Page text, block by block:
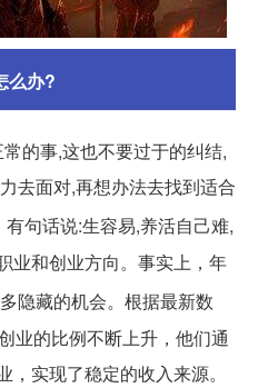
么办?
的事,这也不要过于的纠结,
去面对,再想办法去找到适合
句话说:生容易,养活自己难,
业和创业方向。事实上，年
隐藏的机会。根据最新数
业的比例不断上升，他们通
实现了稳定的收入来源。